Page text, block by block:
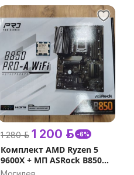
1 280 р. 1 200 р. -6%
Комплект AMD Ryzen 5
9600X + МП ASRock B850
Pro-A WiFi ( гарантия )